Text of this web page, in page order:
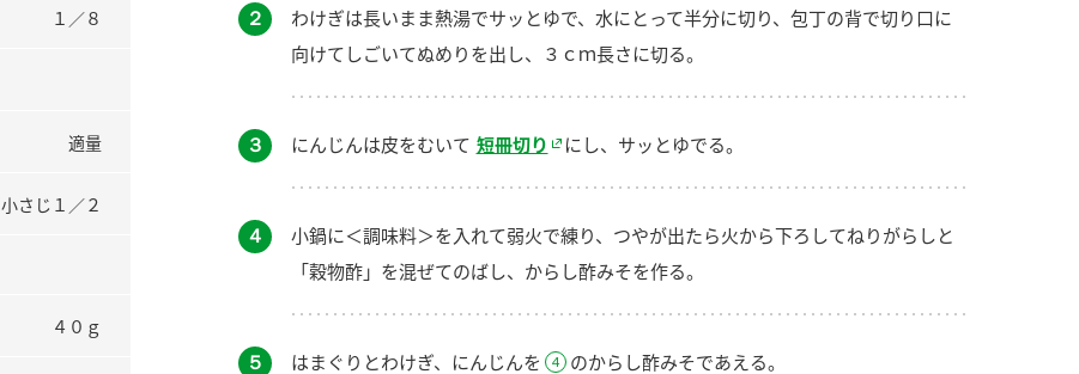
１／８
適量
小さじ１／２
４０ｇ
２
わけぎは長いまま熱湯でサッとゆで、水にとって半分に切り、包丁の背で切り口に
向けてしごいてぬめりを出し、３ｃｍ長さに切る。
３ にんじんは皮をむいて 短冊切り にし、サッとゆでる。
４
小鍋に＜調味料＞を入れて弱火で練り、つやが出たら火から下ろしてねりがらしと
「穀物酢」を混ぜてのばし、からし酢みそを作る。
５ はまぐりとわけぎ、にんじんを のからし酢みそであえる。